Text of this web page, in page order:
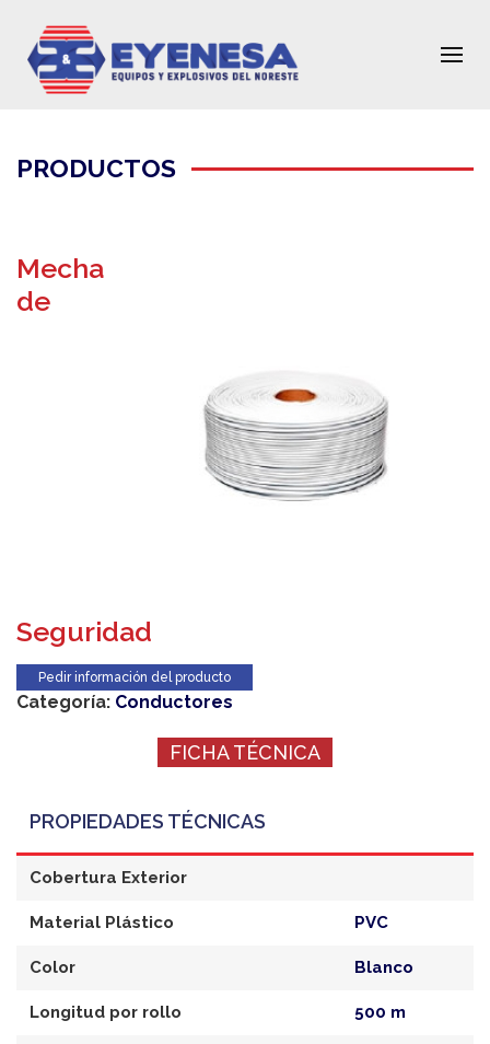
PRODUCTOS
Mecha
de
Seguridad
Pedir información del producto
Categoría: Conductores
FICHA TÉCNICA
PROPIEDADES TÉCNICAS
Cobertura Exterior
Material Plástico PVC
Color Blanco
Longitud por rollo 500 m